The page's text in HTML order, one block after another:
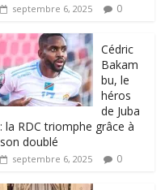
septembre 6, 2025 0
‎Cédric
Bakam
bu, le
héros
de Juba
: la RDC triomphe grâce à
son doublé
septembre 6, 2025 0